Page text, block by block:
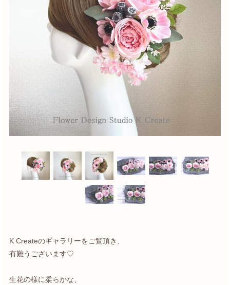
K Createのギャラリーをご覧頂き、
有難うございます♡
生花の様に柔らかな、